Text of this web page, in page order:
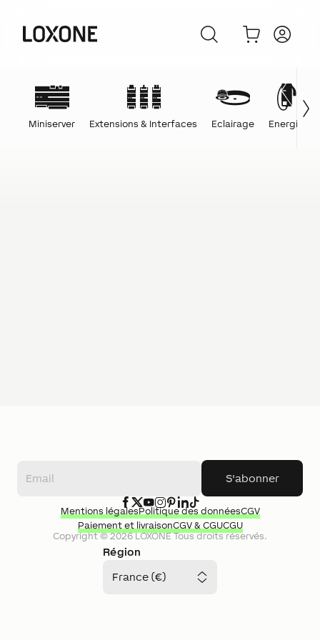
Miniserver Extensions & Interfaces Eclairage Energie
S'abonner
Région
France (€)
Copyright ©2026LOXONETous droits réservés.
Mentions légalesPolitique des donnéesCGV
Paiement et livraisonCGV & CGUCGU